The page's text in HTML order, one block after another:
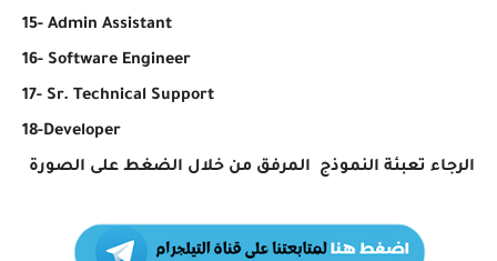
15- Admin Assistant
16- Software Engineer
17- Sr. Technical Support
18-Developer
الرجاء تعبئة النموذج المرفق من خلال الضغط على الصورة